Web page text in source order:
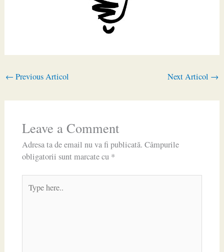
← Previous Articol Next Articol →
Leave a Comment
Adresa ta de email nu va fi publicată. Câmpurile
obligatorii sunt marcate cu *
here..